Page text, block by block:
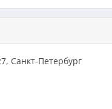
Санкт-Петербург